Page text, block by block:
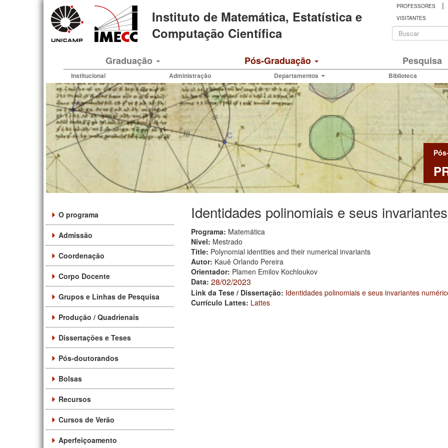
Instituto de Matemática, Estatística e
Computação Científica
PROFESSORES |
VISITANTES
busca
Graduação Pós-Graduação Pesquisa
Institucional Administração Departamentos Biblioteca
O programa
Admissão
Coordenação
Corpo Docente
Grupos e Linhas de Pesquisa
Produção / Quadrienais
Dissertações e Teses
Pós-doutorandos
Bolsas
Recursos
Cursos de Verão
Aperfeiçoamento
Identidades polinomiais e seus
Programa: Matemática
Nível: Mestrado
Title: Polynomial identities and their numerical invariants
Autor: Kauê Orlando Pereira
Orientador: Plamen Emilov Kochloukov
Data: 28/02/2023
Link da Tese / Dissertação: Identidades polinomiais e seus invariantes
Currículo Lattes: Lattes